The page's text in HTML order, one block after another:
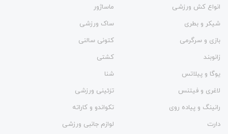
انواع کش ورزشی
ماساژور
شیکر و بطری
ساک ورزشی
بازی و سرگرمی
کتونی سالنی
زانوبند
کشتی
یوگا و پیلاتس
شنا
لاغری و فیتنس
تزئینی ورزشی
رانینگ و پیاده روی
تکواندو و کاراته
دارت
لوازم جانبی ورزشی